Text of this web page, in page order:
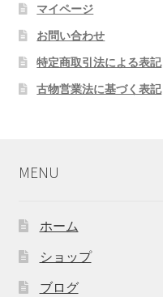
マイページ
お問い合わせ
特定商取引法による表記
古物営業法に基づく表記
MENU
ホーム
ショップ
ブログ